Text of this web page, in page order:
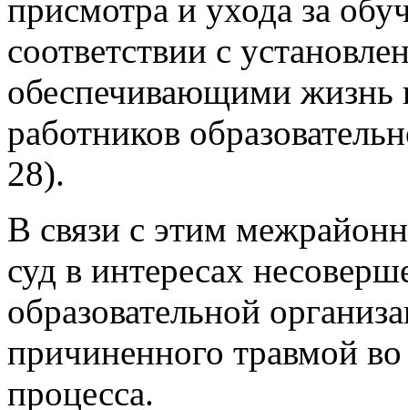
присмотра и ухода за
соответствии с
обеспечивающими жизнь
работников
28).
В связи с этим
суд в интересах
образовательной
причиненного травмой во
процесса.